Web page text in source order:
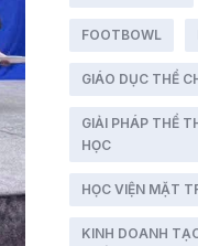
FOOTBOWL
GIÁO DỤC THỂ
GIẢI PHÁP THỂ
HỌC
HỌC VIỆN MẶT
KINH DOANH